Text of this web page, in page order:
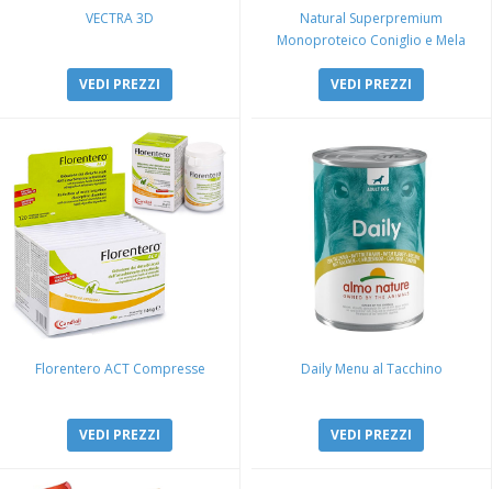
VECTRA 3D
VEDI PREZZI
Natural Superpremium
Monoproteico Coniglio e Mela
VEDI PREZZI
Florentero ACT Compresse
VEDI PREZZI
Daily Menu al Tacchino
VEDI PREZZI